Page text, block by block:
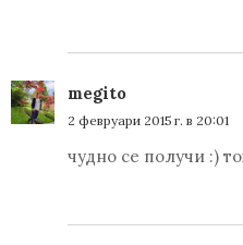
megito
2 февруари 2015 г. в 20:01
чудно се получи :)